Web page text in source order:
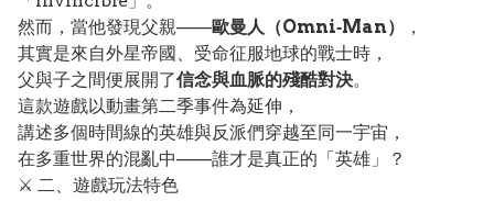
然而，當他發現父親——歐曼人（Omni‑Man）
，
其實是來自外星帝國、受命征服地球的戰士時，
父與子之間便展開了信念與血脈的殘酷對決。
這款遊戲以動畫第二季事件為延伸，
講述多個時間線的英雄與反派們穿越至同一宇宙，
在多重世界的混亂中——誰才是真正的「英雄」？
⚔️ 二、遊戲玩法特色